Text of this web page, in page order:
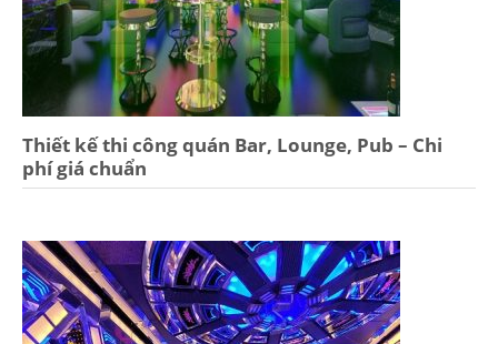
Thiết kế thi công quán Bar, Lounge, Pub – Chi
phí giá chuẩn